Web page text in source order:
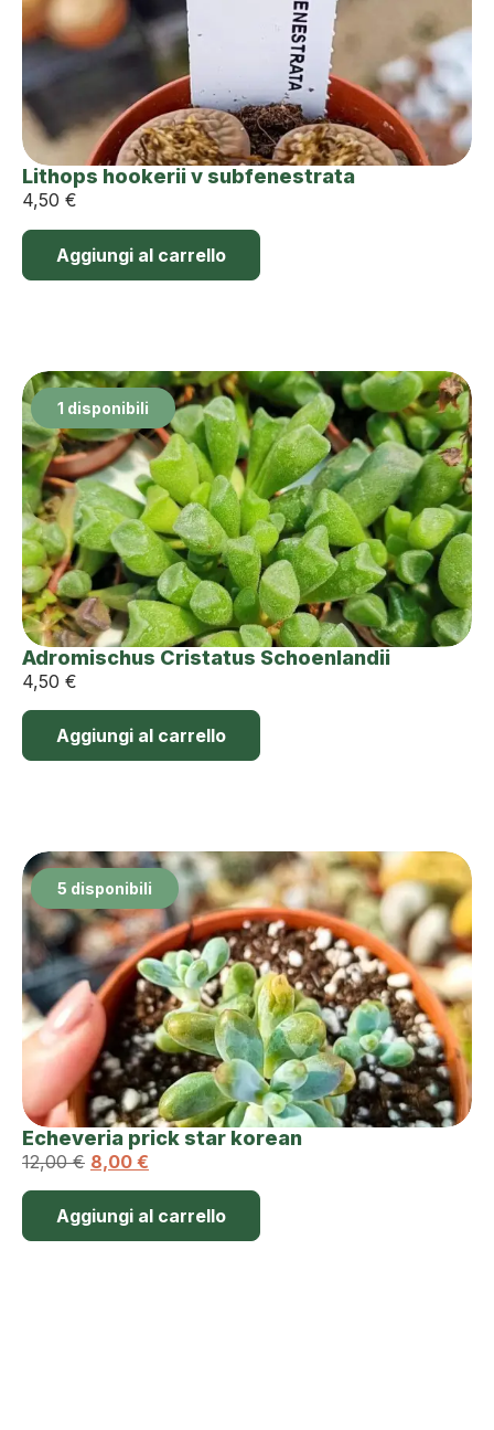
Lithops hookerii v subfenestrata
4,50 €
Aggiungi al carrello
1 disponibili
Adromischus Cristatus Schoenlandii
4,50 €
Aggiungi al carrello
5 disponibili
Echeveria prick star korean
12,00€ 8,00 €
Aggiungi al carrello